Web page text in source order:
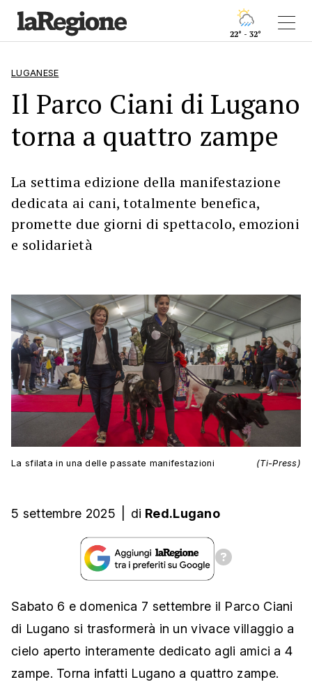
22° - 32°
LUGANESE
Il Parco Ciani di Lugano
torna a quattro zampe
La settima edizione della manifestazione
dedicata ai cani, totalmente benefica,
promette due giorni di spettacolo, emozioni
e solidarietà
La sfilata in una delle passate manifestazioni (Ti-Press)
5 settembre 2025 di Red.Lugano
Sabato 6 e domenica 7 settembre il Parco Ciani
di Lugano si trasformerà in un vivace villaggio a
cielo aperto interamente dedicato agli amici a 4
zampe. Torna infatti Lugano a quattro zampe.